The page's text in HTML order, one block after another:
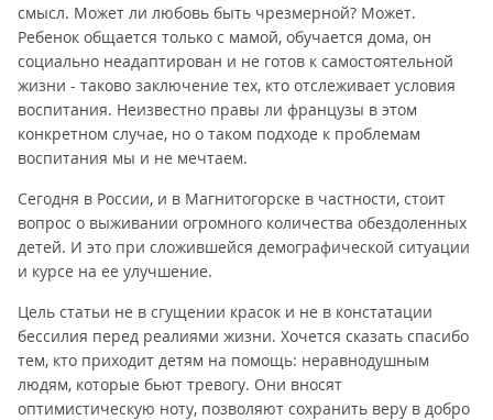
смысл. Может ли любовь быть чрезмерной? Может.
Ребенок общается только с мамой, обучается дома, он
социально неадаптирован и не готов к самостоятельной
жизни - таково заключение тех, кто отслеживает условия
воспитания. Неизвестно правы ли французы в этом
конкретном случае, но о таком подходе к проблемам
воспитания мы и не мечтаем.
Сегодня в России, и в Магнитогорске в частности, стоит
вопрос о выживании огромного количества обездоленных
детей. И это при сложившейся демографической ситуации
и курсе на ее улучшение.
Цель статьи не в сгущении красок и не в констатации
бессилия перед реалиями жизни. Хочется сказать спасибо
тем, кто приходит детям на помощь: неравнодушным
людям, которые бьют тревогу. Они вносят
оптимистическую ноту, позволяют сохранить веру в добро